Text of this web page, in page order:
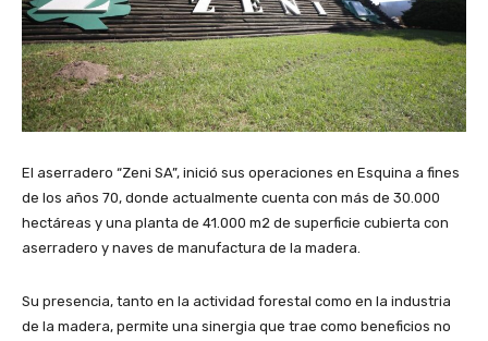
El aserradero “Zeni SA”, inició sus operaciones en Esquina a fines
de los años 70, donde actualmente cuenta con más de 30.000
hectáreas y una planta de 41.000 m2 de superficie cubierta con
aserradero y naves de manufactura de la madera.
Su presencia, tanto en la actividad forestal como en la industria
de la madera, permite una sinergia que trae como beneficios no